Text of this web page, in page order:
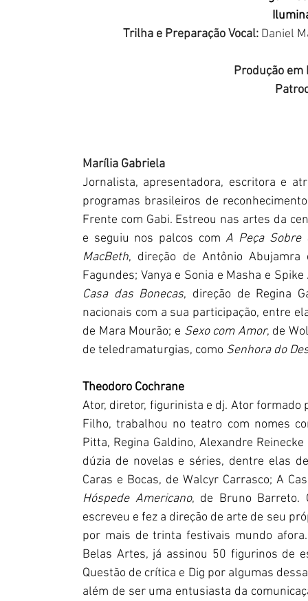
Trilha e Preparação Vocal: Daniel
Produção em
Marília Gabriela
Jornalista, apresentadora, escritora e
programas brasileiros de
Frente com Gabi. Estreou nas artes da
e seguiu nos palcos com A Peça Sobre
MacBeth, direção de Antônio
Fagundes; Vanya e Sonia e Masha e
Casa das Bonecas, direção de Regina
nacionais com a sua participação, entre
de Mara Mourão; e Sexo com Amor, de
de teledramaturgias, como Senhora do
Theodoro Cochrane
Ator, diretor, figurinista e dj. Ator formado
Filho, trabalhou no teatro com nomes
Pitta, Regina Galdino, Alexandre
dúzia de novelas e séries, dentre elas
Caras e Bocas, de Walcyr Carrasco; A
Hóspede Americano, de Bruno Barreto.
escreveu e fez a direção de arte de seu
por mais de trinta festivais mundo
Belas Artes, já assinou 50 figurinos de
Questão de crítica e Dig por algumas
além de ser uma entusiasta da